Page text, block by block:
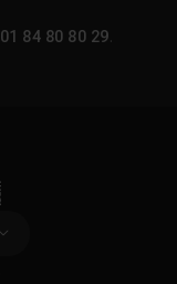
01 84 80 80 29